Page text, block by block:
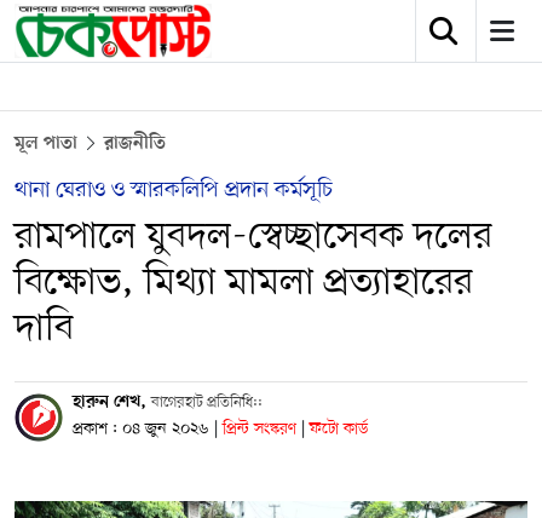
মূল পাতা রাজনীতি
থানা ঘেরাও ও স্মারকলিপি প্রদান কর্মসূচি
রামপালে যুবদল-স্বেচ্ছাসেবক দলের
বিক্ষোভ, মিথ্যা মামলা প্রত্যাহারের
দাবি
হারুন শেখ,বাগেরহাট প্রতিনিধি::
প্রকাশ : ০৪ জুন ২০২৬ | প্রিন্ট সংস্করণ | ফটো কার্ড